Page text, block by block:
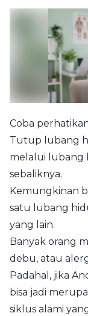
Coba
Tutup lubang
melalui lubang
sebaliknya.
Kemungkinan
satu lubang
yang lain.
Banyak orang
debu, atau
Padahal, jika
bisa jadi
siklus alami